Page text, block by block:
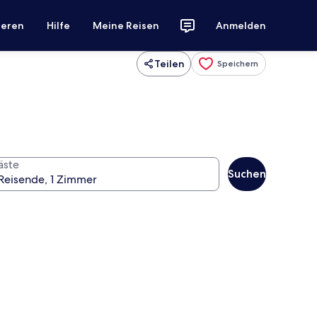
Hilfe Meine Reisen Anmelden
Teilen Speichern
Suchen